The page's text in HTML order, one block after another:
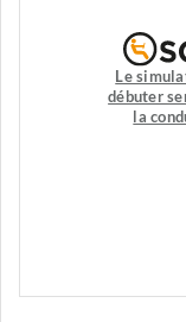
Le
débuter
la